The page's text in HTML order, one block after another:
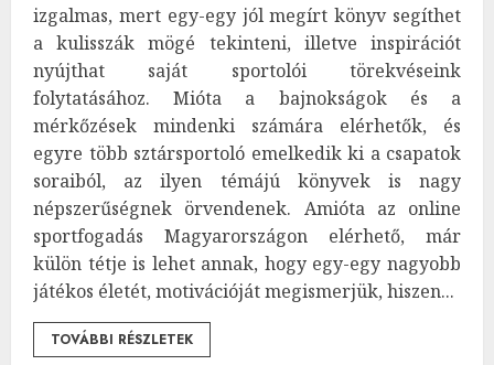
izgalmas, mert egy-egy jól megírt könyv segíthet
a kulisszák mögé tekinteni, illetve inspirációt
nyújthat saját sportolói törekvéseink
folytatásához. Mióta a bajnokságok és a
mérkőzések mindenki számára elérhetők, és
egyre több sztársportoló emelkedik ki a csapatok
soraiból, az ilyen témájú könyvek is nagy
népszerűségnek örvendenek. Amióta az online
sportfogadás Magyarországon elérhető, már
külön tétje is lehet annak, hogy egy-egy nagyobb
játékos életét, motivációját megismerjük, hiszen...
TOVÁBBI RÉSZLETEK